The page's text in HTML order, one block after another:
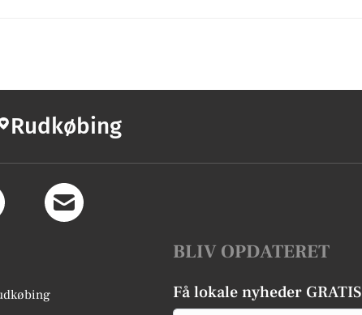
Rudkøbing
BLIV OPDATERET
Få lokale nyheder GRATIS